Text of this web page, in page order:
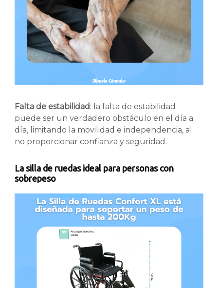
Falta de estabilidad: la falta de estabilidad
puede ser un verdadero obstáculo en el día a
día, limitando la movilidad e independencia, al
no proporcionar confianza y seguridad.
La silla de ruedas ideal para personas con
sobrepeso